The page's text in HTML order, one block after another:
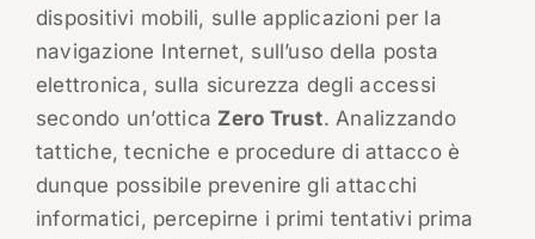
dispositivi mobili, sulle applicazioni per la
navigazione Internet, sull’uso della posta
elettronica, sulla sicurezza degli accessi
secondo un’ottica Zero Trust. Analizzando
tattiche, tecniche e procedure di attacco è
dunque possibile prevenire gli attacchi
informatici, percepirne i primi tentativi prima